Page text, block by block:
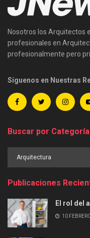
Nosotros los Arquitectos
profesionales en
profesionalmente pero
Síguenos en Nuestras
Buscar por Categoría
Publicaciones
El rol del
10